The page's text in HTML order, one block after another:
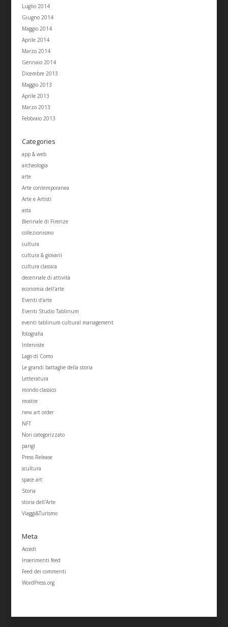
Luglio 2014
Giugno 2014
Maggio 2014
Aprile 2014
Marzo 2014
Gennaio 2014
Dicembre 2013
Maggio 2013
Aprile 2013
Marzo 2013
Febbraio 2013
Categories
app & web
archeologia
arte
Arte contemporanea
Arte e Artisti
asta
Biennale di Firenze
collezionismo
cultura
cultura & giovani
cultura classica
decennale di attività
economia dell'arte
Eventi d'arte
Eventi Studio Tablinum
eventi tablinum cultural management
fotografia
Interviste
Lago di Como
Le grandi battaglie della storia
Letteratura
mondo classico
mostre
new art order
NFT
Non categorizzato
parigi
Press Release
scultura
space art
Storia
storia dell'Arte
Viaggi&Turismo
Meta
Accedi
Inserimenti feed
Feed dei commenti
WordPress.org